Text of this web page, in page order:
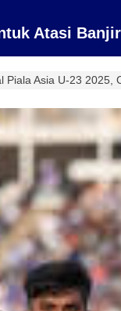
Atasi Banjir
Asia U-23 2025,